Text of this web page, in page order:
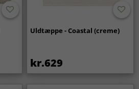
Uldtæppe - Coastal (creme)
kr.629